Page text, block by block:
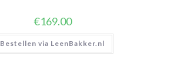
€169.00
Bestellen via LeenBakker.nl